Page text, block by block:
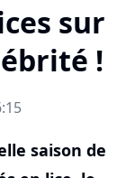
sur
!
saison de